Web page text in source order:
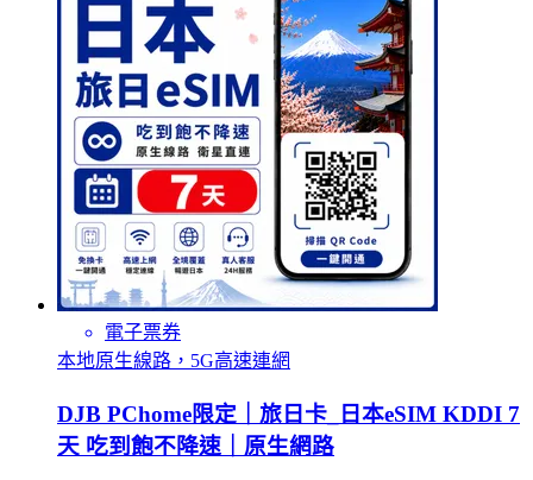
電子票券
本地原生線路，5G高速連網
DJB PChome限定｜旅日卡_日本eSIM KDDI 7
天 吃到飽不降速｜原生網路